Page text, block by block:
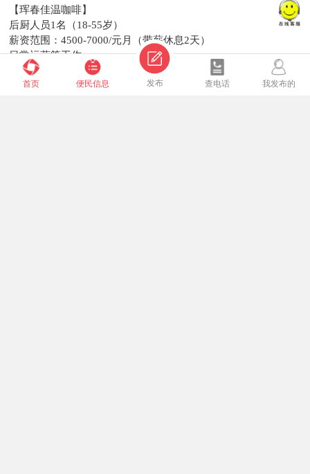
【珲春佳温咖啡】
后厨人员1名（18-55岁）
薪资范围：4500-7000/元月（带薪休息2天）
日常运营等工作。
前厅服务员3人3500元（带薪休息2天）
兼职1名45岁以内（9:00-14:0015元每小时）（满勤另算）
全文
首页 便民信息 发布 查电话 我发布的